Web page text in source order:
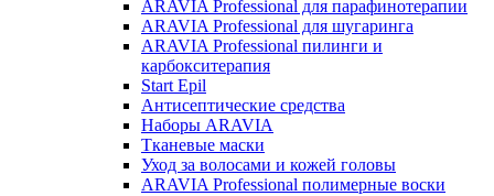
ARAVIA Professional для парафинотерапии
ARAVIA Professional для шугаринга
ARAVIA Professional пилинги и
карбокситерапия
Start Epil
Антисептические средства
Наборы ARAVIA
Тканевые маски
Уход за волосами и кожей головы
ARAVIA Professional полимерные воски